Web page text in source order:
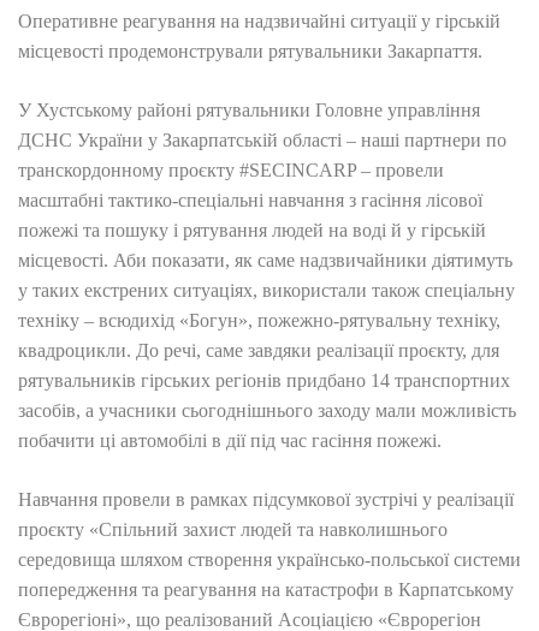
Оперативне реагування на надзвичайні ситуації у гірській
місцевості продемонстрували рятувальники Закарпаття.
У Хустському районі рятувальники Головне управління
ДСНС України у Закарпатській області – наші партнери по
транскордонному проєкту #SECINCARP – провели
масштабні тактико-спеціальні навчання з гасіння лісової
пожежі та пошуку і рятування людей на воді й у гірській
місцевості. Аби показати, як саме надзвичайники діятимуть
у таких екстрених ситуаціях, використали також спеціальну
техніку – всюдихід «Богун», пожежно-рятувальну техніку,
квадроцикли. До речі, саме завдяки реалізації проєкту, для
рятувальників гірських регіонів придбано 14 транспортних
засобів, а учасники сьогоднішнього заходу мали можливість
побачити ці автомобілі в дії під час гасіння пожежі.
Навчання провели в рамках підсумкової зустрічі у реалізації
проєкту «Спільний захист людей та навколишнього
середовища шляхом створення українсько-польської системи
попередження та реагування на катастрофи в Карпатському
Єврорегіоні», що реалізований Асоціацією «Єврорегіон